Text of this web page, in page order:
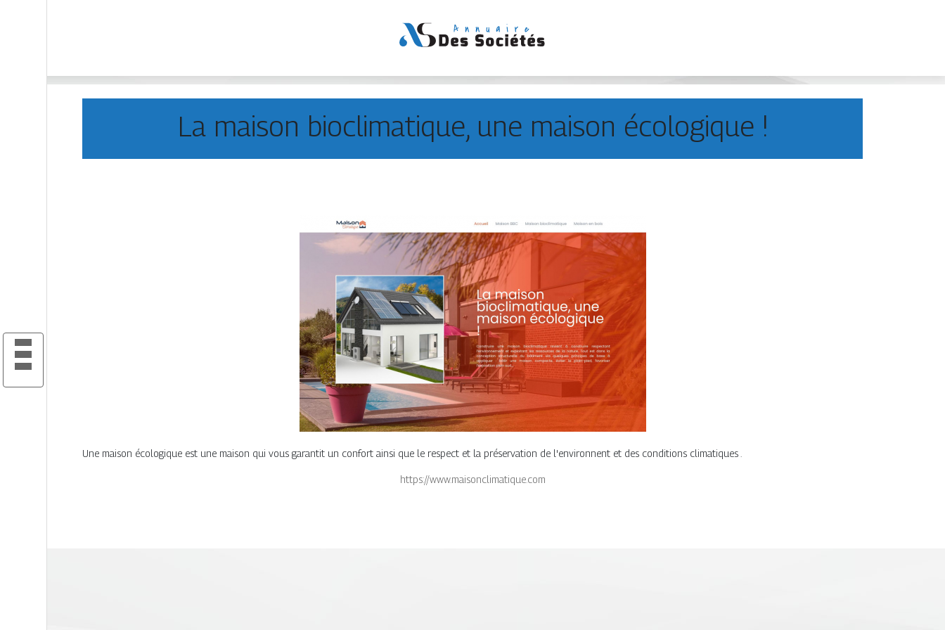
La maison bioclimatique, une maison écologique !
Une maison écologique est une maison qui vous garantit un confort ainsi que le respect et la préservation de l'environnent et des conditions climatiques .
https://www.maisonclimatique.com